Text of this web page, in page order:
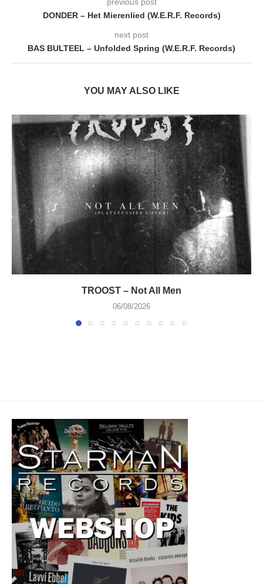
previous post
DONDER – Het Mierenlied (W.E.R.F. Records)
next post
BAS BULTEEL – Unfolded Spring (W.E.R.F. Records)
YOU MAY ALSO LIKE
TROOST – Not All Men
06/08/2026